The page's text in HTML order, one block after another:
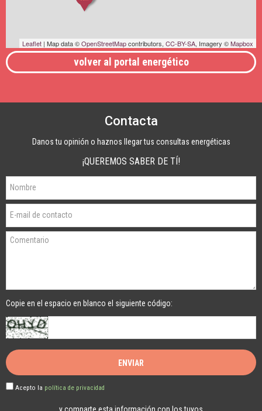
Leaflet | Map data ©OpenStreetMapcontributors, CC-BY-SA, Imagery ©Mapbox
volver al portal energético
Contacta
Danos tu opinión o haznos llegar tus consultas energéticas
¡QUEREMOS SABER DE TÍ!
Copie en el espacio en blanco el siguiente código:
Acepto la política de privacidad